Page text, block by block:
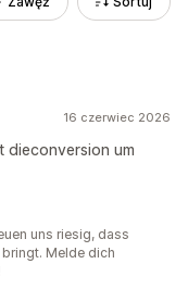
16 czerwiec 2026
dieconversion um
uns riesig, dass
Melde dich